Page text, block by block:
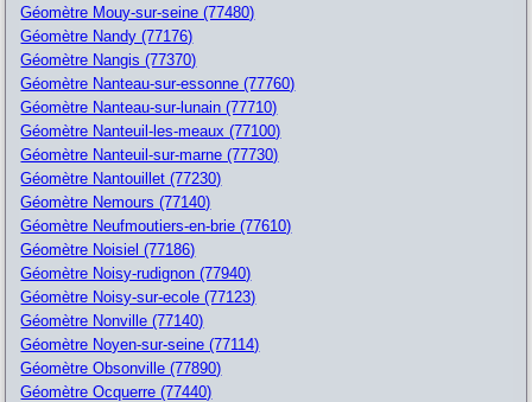
Géomètre Mouy-sur-seine (77480)
Géomètre Nandy (77176)
Géomètre Nangis (77370)
Géomètre Nanteau-sur-essonne (77760)
Géomètre Nanteau-sur-lunain (77710)
Géomètre Nanteuil-les-meaux (77100)
Géomètre Nanteuil-sur-marne (77730)
Géomètre Nantouillet (77230)
Géomètre Nemours (77140)
Géomètre Neufmoutiers-en-brie (77610)
Géomètre Noisiel (77186)
Géomètre Noisy-rudignon (77940)
Géomètre Noisy-sur-ecole (77123)
Géomètre Nonville (77140)
Géomètre Noyen-sur-seine (77114)
Géomètre Obsonville (77890)
Géomètre Ocquerre (77440)